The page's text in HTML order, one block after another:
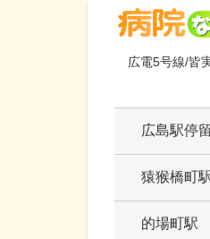
広電5号線/皆
広島駅停
猿猴橋町
的場町駅